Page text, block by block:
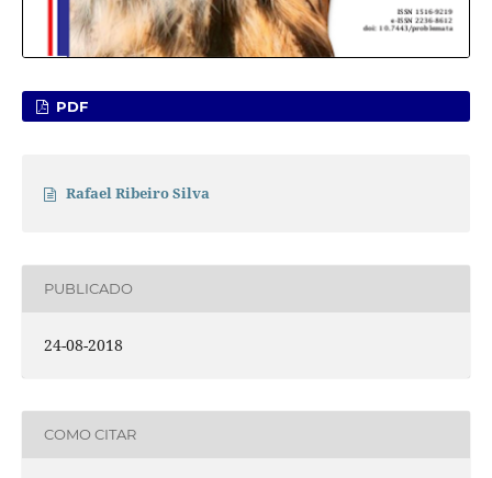
PDF
Rafael Ribeiro Silva
PUBLICADO
24-08-2018
COMO CITAR